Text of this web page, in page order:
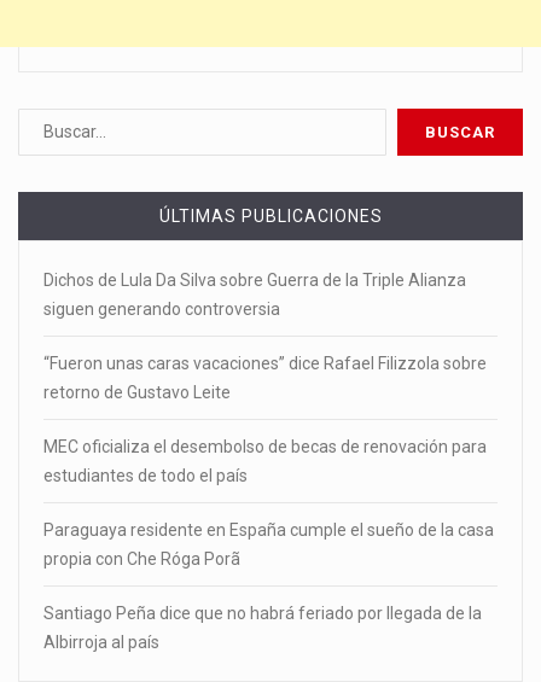
ÚLTIMAS PUBLICACIONES
Dichos de Lula Da Silva sobre Guerra de la Triple Alianza
siguen generando controversia
“Fueron unas caras vacaciones” dice Rafael Filizzola sobre
retorno de Gustavo Leite
MEC oficializa el desembolso de becas de renovación para
estudiantes de todo el país
Paraguaya residente en España cumple el sueño de la casa
propia con Che Róga Porã
Santiago Peña dice que no habrá feriado por llegada de la
Albirroja al país